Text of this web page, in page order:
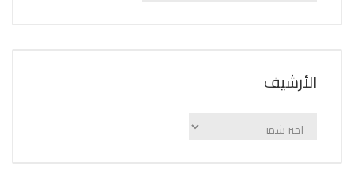
اﻷرشيف
اﻷرشيف